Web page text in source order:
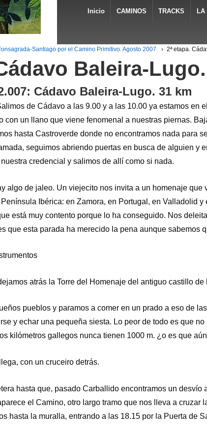
Inicio CAMINOS TRACKS LA
Santiago por el Camino Primitivo. Agosto 2007. › 2ª etapa.
Baleira-
Cádavo Baleira-Lugo. 31 km
de Cádavo a las 9.00 y a las 10.00 ya estamos en
con un llano que viene fenomenal a nuestras piernas.
hasta Castroverde donde no encontramos nada para
seguimos abriendo puertas en busca de alguien y
credencial y salimos de allí como si nada.
algo de jaleo. Un viejecito nos invita a un homenaje
Ibérica: en Zamora, en Portugal, en Valladolid
está muy contento porque lo ha conseguido. Nos
que esta parada ha merecido la pena aunque sabemos
atrás la Torre del Homenaje del antiguo castillo de
pueblos y paramos a comer en un prado a eso de
y echar una pequeña siesta. Lo peor de todo es que
kilómetros gallegos nunca tienen 1000 m. ¿o es que
con un cruceiro detrás.
hasta que, pasado Carballido encontramos un
el Camino, otro largo tramo que nos lleva a cruzar
hasta la muralla, entrando a las 18.15 por la Puerta de